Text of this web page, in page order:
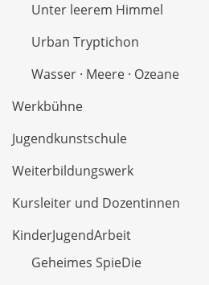
Unter leerem Himmel
Urban Tryptichon
Wasser · Meere · Ozeane
Werkbühne
Jugendkunstschule
Weiterbildungswerk
Kursleiter und Dozentinnen
KinderJugendArbeit
Geheimes SpieDie